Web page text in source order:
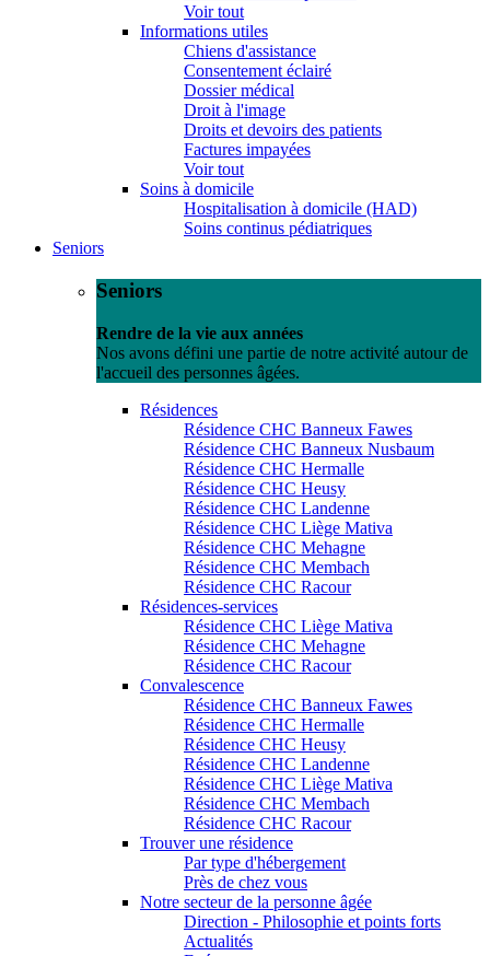
Voir tout
Informations utiles
Chiens d'assistance
Consentement éclairé
Dossier médical
Droit à l'image
Droits et devoirs des patients
Factures impayées
Voir tout
Soins à domicile
Hospitalisation à domicile (HAD)
Soins continus pédiatriques
Seniors
Seniors
Rendre de la vie aux années
Nos avons défini une partie de notre activité autour de
l'accueil des personnes âgées.
Résidences
Résidence CHC Banneux Fawes
Résidence CHC Banneux Nusbaum
Résidence CHC Hermalle
Résidence CHC Heusy
Résidence CHC Landenne
Résidence CHC Liège Mativa
Résidence CHC Mehagne
Résidence CHC Membach
Résidence CHC Racour
Résidences-services
Résidence CHC Liège Mativa
Résidence CHC Mehagne
Résidence CHC Racour
Convalescence
Résidence CHC Banneux Fawes
Résidence CHC Hermalle
Résidence CHC Heusy
Résidence CHC Landenne
Résidence CHC Liège Mativa
Résidence CHC Membach
Résidence CHC Racour
Trouver une résidence
Par type d'hébergement
Près de chez vous
Notre secteur de la personne âgée
Direction - Philosophie et points forts
Actualités